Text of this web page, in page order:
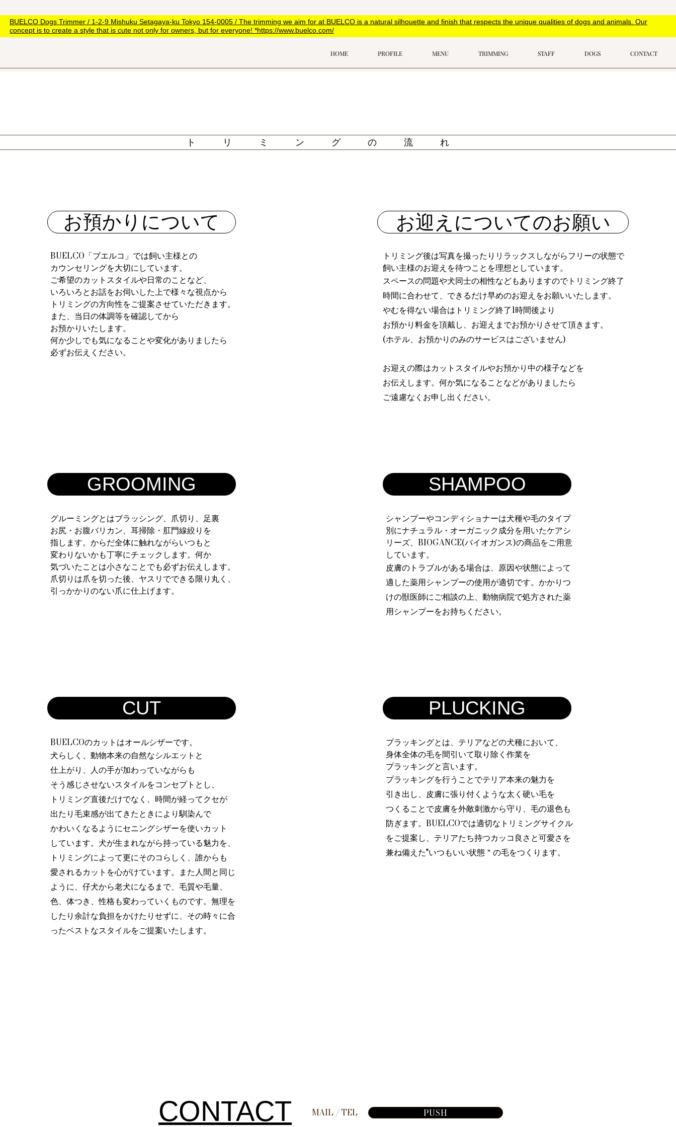
BUELCO Dogs Trimmer / 1-2-9 Mishuku Setagaya-ku Tokyo 154-0005 / The trimming we aim for at BUELCO is a natural silhouette and finish that respects the unique qualities of dogs and animals. Our
concept is to create a style that is cute not only for owners, but for everyone! *https://www.buelco.com/
HOME PROFILE MENU TRIMMING STAFF DOGS CONTACT
トリミングの流れ
お預かりについて
BUELCO「ブエルコ」では飼い主様との
カウンセリングを大切にしています。
ご希望のカットスタイルや日常のことなど、
いろいろとお話をお伺いした上で様々な視点から
トリミングの方向性をご提案させていただきます。
また、当日の体調等を確認してから
お預かりいたします。
何か少しでも気になることや変化がありましたら
必ずお伝えください。
GROOMING
グルーミングとはブラッシング、爪切り、足裏
お尻・お腹バリカン、耳掃除・肛門線絞りを
指します。からだ全体に触れながらいつもと
変わりないかも丁寧にチェックします。何か
気づいたことは小さなことでも必ずお伝えします。
爪切りは爪を切った後、ヤスリでできる限り丸く、
引っかかりのない爪に仕上げます。
CUT
BUELCOのカットはオールシザーです。
犬らしく、動物本来の自然なシルエットと
仕上がり、人の手が加わっていながらも
そう感じさせないスタイルをコンセプトとし、
トリミング直後だけでなく、時間が経ってクセが
出たり毛束感が出てきたときにより馴染んで
かわいくなるようにセニングシザーを使いカット
しています。 犬が生まれながら持っている魅力を、
トリミングによって更にそのコらしく、 誰からも
愛されるカットを心がけています。 また人間と同じ
ように、仔犬から老犬になるまで、毛質や毛量、
色、体つき、性格も変わっていくものです。無理を
したり余計な負担をかけたりせずに、その時々に合
ったベストなスタイルをご提案いたします。
お迎えについてのお願い
トリミング後は写真を撮ったりリラックスしながらフリーの状態で
飼い主様のお迎えを待つことを理想としています。
スペースの問題や犬同士の相性などもありますのでトリミング終了
時間に合わせて、できるだけ早めのお迎えをお願いいたします。
やむを得ない場合はトリミング終了1時間後より
お預かり料金を頂戴し、お迎えまでお預かりさせて頂きます。
(ホテル、お預かりのみのサービスはございません)
お迎えの際はカットスタイルやお預かり中の様子などを
お伝えします。何か気になることなどがありましたら
ご遠慮なくお申し出ください。
SHAMPOO
シャンプーやコンディショナーは犬種や毛のタイプ
別にナチュラル・オーガニック成分を用いたケアシ
リーズ、BIOGANCE(バイオガンス)の商品をご用意
しています。
皮膚のトラブルがある場合は、原因や状態によって
適した薬用シャンプーの使用が適切です。かかりつ
けの獣医師にご相談の上、動物病院で処方された薬
用シャンプーをお持ちください。
PLUCKING
プラッキングとは、テリアなどの犬種において、
身体全体の毛を間引いて取り除く作業を
プラッキングと言います。
プラッキングを行うことでテリア本来の魅力を
引き出し、皮膚に張り付くような太く硬い毛を
つくることで皮膚を外敵刺激から守り、毛の退色も
防ぎます。 BUELCOでは適切なトリミングサイクル
をご提案し、テリアたち持つカッコ良さと可愛さを
兼ね備えた"いつもいい状態＂の毛をつくります。
​CONTACT ​MAIL / TEL PUSH